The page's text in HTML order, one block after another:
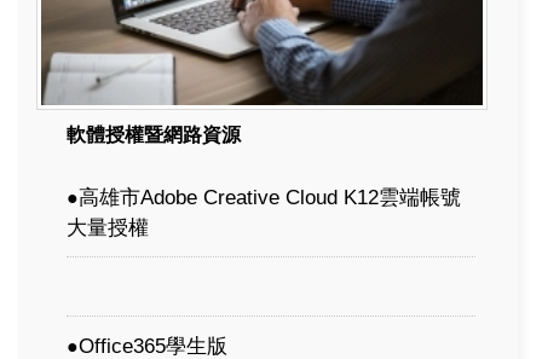
軟體授權暨網路資源
●高雄市Adobe Creative Cloud K12雲端帳號
大量授權
●Office365學生版